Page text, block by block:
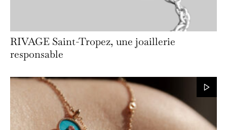
RIVAGE Saint-Tropez, une joaillerie
responsable